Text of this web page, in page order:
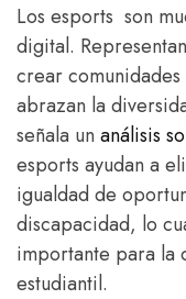
Los esports son
digital.
crear
abrazan la
señala un análisis
esports ayudan a
igualdad de
discapacidad, lo
importante para la
estudiantil.